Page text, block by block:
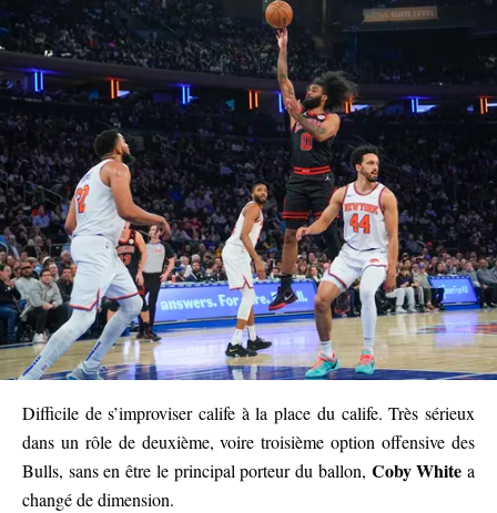
Difficile de s’improviser calife à la place du calife. Très sérieux
dans un rôle de deuxième, voire troisième option offensive des
Bulls, sans en être le principal porteur du ballon, Coby White a
changé de dimension.